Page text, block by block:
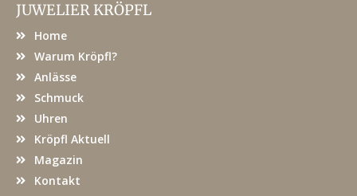
JUWELIER KRÖPFL
Home
Warum Kröpfl?
Anlässe
Schmuck
Uhren
Kröpfl Aktuell
Magazin
Kontakt